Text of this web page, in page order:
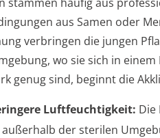
aus Samen oder
verbringen die jungen
wo sie sich in
genug sind, beginnt die
Luftfeuchtigkeit: Die
der sterilen